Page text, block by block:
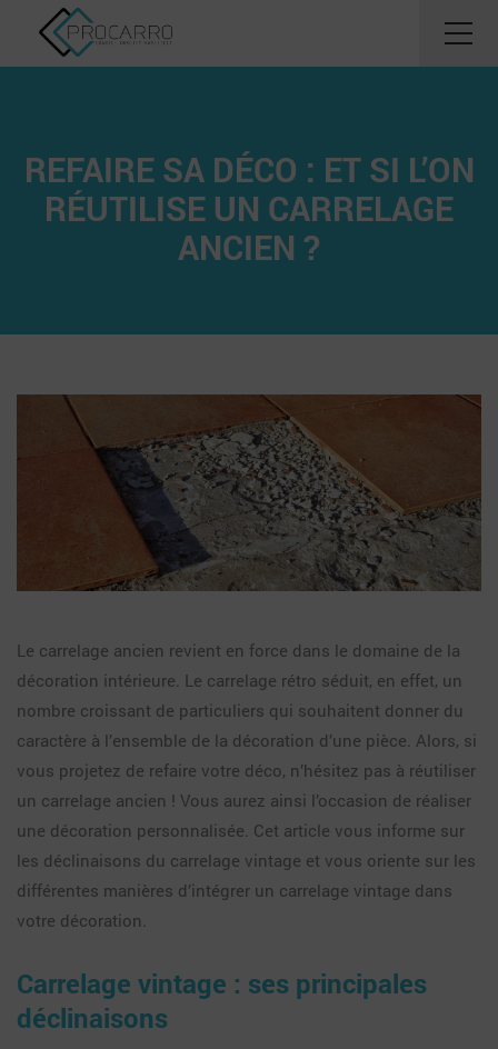
REFAIRE SA DÉCO : ET SI L’ON
RÉUTILISE UN CARRELAGE
ANCIEN ?
Le carrelage ancien revient en force dans le domaine de la
décoration intérieure. Le carrelage rétro séduit, en effet, un
nombre croissant de particuliers qui souhaitent donner du
caractère à l’ensemble de la décoration d’une pièce. Alors, si
vous projetez de refaire votre déco, n’hésitez pas à réutiliser
un carrelage ancien ! Vous aurez ainsi l’occasion de réaliser
une décoration personnalisée. Cet article vous informe sur
les déclinaisons du carrelage vintage et vous oriente sur les
différentes manières d’intégrer un carrelage vintage dans
votre décoration.
Carrelage vintage : ses principales
déclinaisons